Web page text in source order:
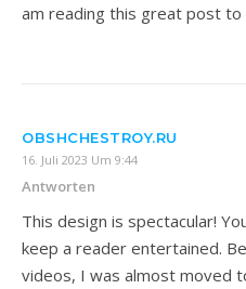
am reading this great post to
OBSHCHESTROY.RU
16. Juli 2023 Um 9:44
Antworten
This design is spectacular!
keep a reader entertained.
videos, I was almost moved